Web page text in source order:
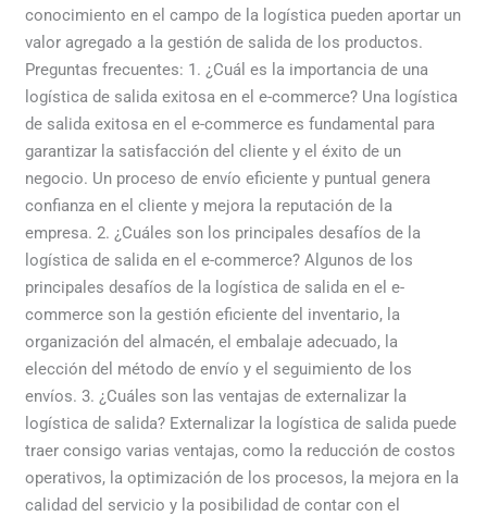
conocimiento en el campo de la logística pueden aportar un
valor agregado a la gestión de salida de los productos.
Preguntas frecuentes: 1. ¿Cuál es la importancia de una
logística de salida exitosa en el e-commerce? Una logística
de salida exitosa en el e-commerce es fundamental para
garantizar la satisfacción del cliente y el éxito de un
negocio. Un proceso de envío eficiente y puntual genera
confianza en el cliente y mejora la reputación de la
empresa. 2. ¿Cuáles son los principales desafíos de la
logística de salida en el e-commerce? Algunos de los
principales desafíos de la logística de salida en el e-
commerce son la gestión eficiente del inventario, la
organización del almacén, el embalaje adecuado, la
elección del método de envío y el seguimiento de los
envíos. 3. ¿Cuáles son las ventajas de externalizar la
logística de salida? Externalizar la logística de salida puede
traer consigo varias ventajas, como la reducción de costos
operativos, la optimización de los procesos, la mejora en la
calidad del servicio y la posibilidad de contar con el